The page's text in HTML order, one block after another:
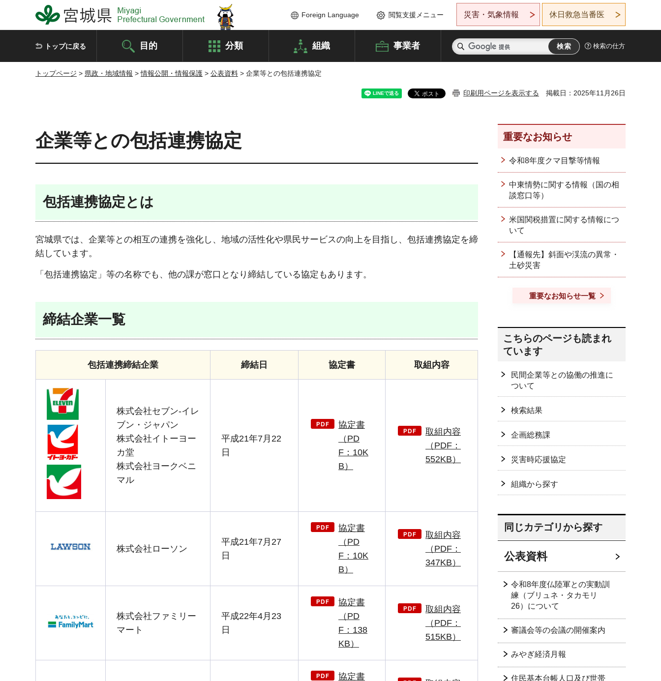
宮城県 Miyagi Prefectural Government Foreign Language 閲覧支援メニュー 災害・気象情報 休日救急当番医
トップに戻る 目的 分類 組織 事業者 検索の仕方
トップページ > 県政・地域情報 >情報公開・情報保護 > 公表資料 > 企業等との包括連携協定
印刷用ページを表示する 掲載日：2025年11月26日
企業等との包括連携協定
包括連携協定とは
宮城県では、企業等との相互の連携を強化し、地域の活性化や県民サービスの向上を目指し、包括連携協定を締
結しています。
「包括連携協定」等の名称でも、他の課が窓口となり締結している協定もあります。
締結企業一覧
包括連携締結企業 締結日 協定書 取組内容
株式会社セブン-イレ
ブン・ジャパン
株式会社イトーヨー
カ堂
株式会社ヨークベニ
マル
平成21年7月22
日
協定書
（PD
F：10K
B）
取組内容
（PDF：
552KB）
株式会社ローソン
平成21年7月27
日
協定書
（PD
F：10K
B）
取組内容
（PDF：
347KB）
株式会社ファミリー
マート
平成22年4月23
日
協定書
（PD
F：138
KB）
取組内容
（PDF：
515KB）
協定書
重要なお知らせ
令和8年度クマ目撃等情報
中東情勢に関する情報（国の相
談窓口等）
米国関税措置に関する情報につ
いて
【通報先】斜面や渓流の異常・
土砂災害
重要なお知らせ一覧
こちらのページも読まれ
ています
民間企業等との協働の推進に
ついて
検索結果
企画総務課
災害時応援協定
組織から探す
同じカテゴリから探す
公表資料
令和8年度仏陸軍との実動訓
練（ブリュネ・タカモリ
26）について
審議会等の会議の開催案内
みやぎ経済月報
住民基本台帳人口及び世帯